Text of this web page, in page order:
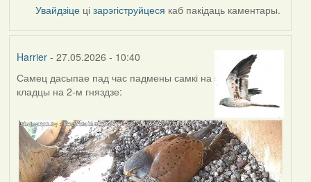
Увайдзіце цізарэгіструйцеся каб пакідаць каментары.
Harrier- 27.05.2026 - 10:40
Самец дасыпае пад час падмены самкі на
кладцы на 2-м гняздзе: